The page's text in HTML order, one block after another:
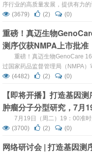
序行业的高质量发展，提供有力的
(3679)
(2) (0)
重磅！真迈生物
测序仪获NMPA上市批准
重磅！真迈生物GenoCare
过国家药品监督管理局（NMPA）
(4482)
(2) (0)
【即将开播】打造基因
肿瘤分子分型研究，7月
参加！
7月19日（周二）19：00准时
(3700)
(2) (0)
网络研讨会 | 打造基因测